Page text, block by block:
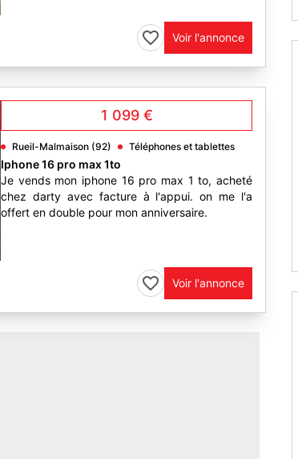
Voir l'annonce
1 099 €
Rueil-Malmaison (92) Téléphones et tablettes
Iphone 16 pro max 1to
Je vends mon iphone 16 pro max 1 to, acheté
chez darty avec facture à l'appui. on me l'a
offert en double pour mon anniversaire.
Voir l'annonce